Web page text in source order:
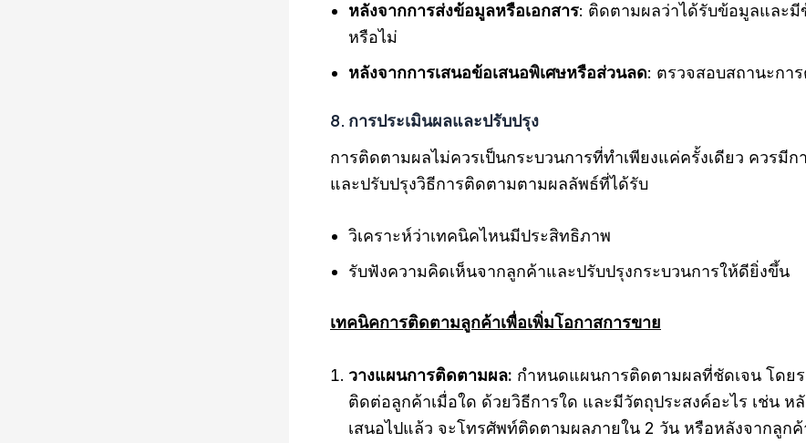
หลังจากการส่งข้อมูลหรือเอกสาร: ติดตามผลว่าได้รับข้อมูลและมี
หรือไม่
หลังจากการเสนอข้อเสนอพิเศษหรือส่วนลด: ตรวจสอบสถานะกา
8. การประเมินผลและปรับปรุง
การติดตามผลไม่ควรเป็นกระบวนการที่ทำเพียงแค่ครั้งเดียว ควรมีก
และปรับปรุงวิธีการติดตามตามผลลัพธ์ที่ได้รับ
วิเคราะห์ว่าเทคนิคไหนมีประสิทธิภาพ
รับฟังความคิดเห็นจากลูกค้าและปรับปรุงกระบวนการให้ดียิ่งขึ้น
เทคนิคการติดตามลูกค้าเพื่อเพิ่มโอกาสการขาย
วางแผนการติดตามผล: กำหนดแผนการติดตามผลที่ชัดเจน โดย
ติดต่อลูกค้าเมื่อใด ด้วยวิธีการใด และมีวัตถุประสงค์อะไร เช่น ห
เสนอไปแล้ว จะโทรศัพท์ติดตามผลภายใน 2 วัน หรือหลังจากลูก